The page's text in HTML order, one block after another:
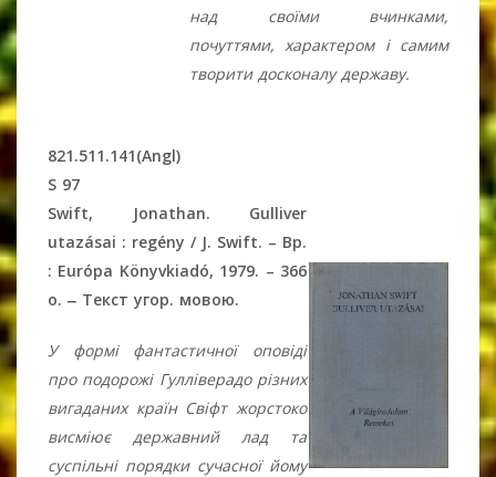
над своїми вчинками,
почуттями, характером і самим
творити досконалу державу.
821.511.141(Angl)
S 97
Swift, Jonathan. Gulliver
utazásai : regény / J. Swift. – Bp.
: Európa Könyvkiadó, 1979. – 366
o. ‒ Текст угор. мовою.
У формі фантастичної оповіді
про подорожі Гулліверадо різних
вигаданих країн Свіфт жорстоко
висміює державний лад та
суспільні порядки сучасної йому